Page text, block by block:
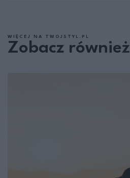
WIĘCEJ NA TWOJSTYL.PL
Zobacz również